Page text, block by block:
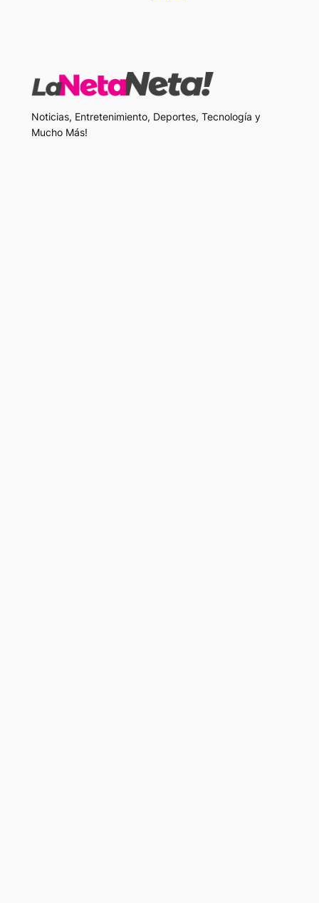
Noticias, Entretenimiento, Deportes, Tecnología y
Mucho Más!